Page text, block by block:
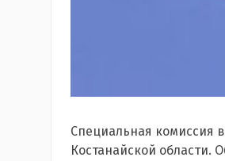
Специальная комиссия
Костанайской области.